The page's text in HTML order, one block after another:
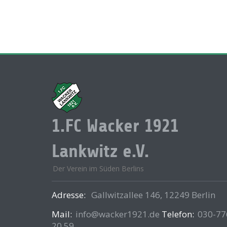
1.FC Wacker 1921
Lankwitz e.V.
Der Verein im Süden Berlins
Adresse: Gallwitzallee 146, 12249 Berlin
Mail: info@wacker1921.de Telefon: 030-